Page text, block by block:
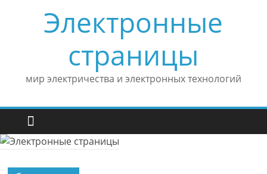
Электронные
страницы
мир электричества и электронных технологий